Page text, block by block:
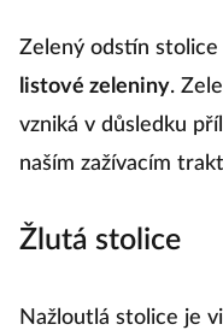
Zelený odstín
listové zeleniny.
vzniká v důsledku
naším zažívacím
Žlutá stolice
Nažloutlá stolice je